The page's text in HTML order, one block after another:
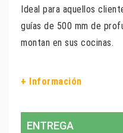
Ideal para aquellos
guías de 500 mm de
montan en sus cocinas.
+ Información
ENTREGA